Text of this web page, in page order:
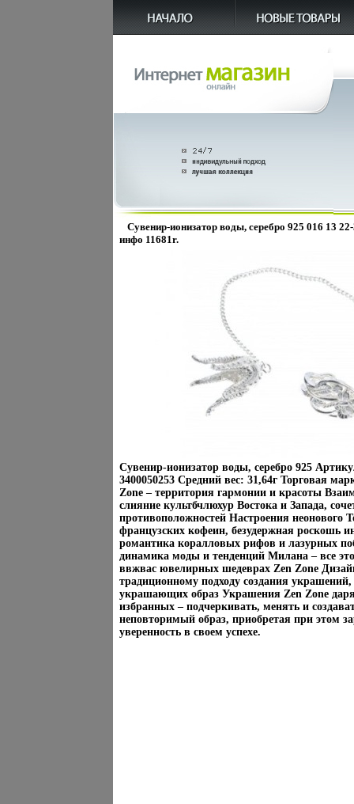
Сувенир-ионизатор воды, серебро 925 016 13
инфо 11681r.
Сувенир-ионизатор воды, серебро 925
3400050253 Средний вес: 31,64г Торговая
Zone – территория гармонии и красоты
слияние культбчлюхур Востока и Запада,
противоположностей Настроения неонового
французских кофеин, безудержная роскошь
романтика коралловых рифов и лазурных
динамика моды и тенденций Милана – все
ввжвас ювелирных шедеврах Zen Zone
традиционному подходу создания украшений,
украшающих образ Украшения Zen Zone
избранных – подчеркивать, менять и
неповторимый образ, приобретая при этом
уверенность в своем успехе.